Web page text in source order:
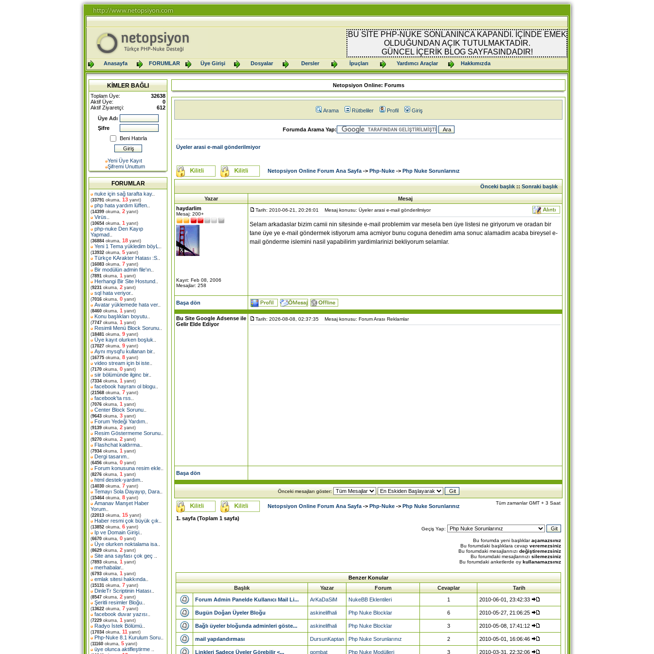
BU SİTE PHP-NUKE SONLANINCA KAPANDI. İÇİNDE EMEK
OLDUĞUNDAN AÇIK TUTULMAKTADIR.
GÜNCEL İÇERİK BLOG SAYFASINDADIR!
Anasayfa FORUMLAR Üye Girişi Dosyalar Dersler İpuçları Yardımcı Araçlar Hakkımızda
KİMLER BAĞLI
Toplam Üye:
32638
Aktif Üye:
0
Aktif Ziyaretçi:
612
Üye Adı
Şifre
Beni Hatırla
Yeni Üye Kayıt
Şifremi Unuttum
FORUMLAR
nuke için sağ tarafta kay..
(33791 okuma, 13 yanıt)
php hata yardım lüffen
(14399 okuma, 2 yanıt)
Virüs
(10654 okuma, 1 yanıt)
php-nuke Den Kayıp
Yapmad
(36884 okuma, 18 yanıt)
Yeni 1 Tema yükledim böyL
(13932 okuma, 5 yanıt)
Türkçe KArakter Hatası :S
(16083 okuma, 7 yanıt)
Bir modülün admin file'ın
(7891 okuma, 1 yanıt)
Herhangi Bir Site Hostund
(9231 okuma, 2 yanıt)
sql hata veriyor..
(7016 okuma, 0 yanıt)
Avatar yüklemede hata ver..
(8460 okuma, 1 yanıt)
Konu başlıkları boyutu
(7747 okuma, 1 yanıt)
Resimli Menü Block Sorunu
(18481 okuma, 9 yanıt)
Üye kayıt olurken boşluk
(17027 okuma, 9 yanıt)
Aynı mysql'u kullanan bir..
(16775 okuma, 8 yanıt)
video stream için bi iste
(7170 okuma, 0 yanıt)
siir bölümünde ilginc bir..
(7334 okuma, 1 yanıt)
facebook hayranı ol blogu
(21568 okuma, 7 yanıt)
facebook'ta rss
(7076 okuma, 1 yanıt)
Center Block Sorunu
(9643 okuma, 3 yanıt)
Forum Yedeği Yardım
(9139 okuma, 2 yanıt)
Resim Göstermeme Sorunu
(9270 okuma, 2 yanıt)
Flashchat kaldırma
(7934 okuma, 1 yanıt)
Dergi tasarım
(6456 okuma, 0 yanıt)
Forum konusuna resim ekle
(8276 okuma, 1 yanıt)
html destek-yardım
(14030 okuma, 7 yanıt)
Temayı Sola Dayayıp, Dara
(15464 okuma, 8 yanıt)
Amanav Manşet Haber
Yorum
(22013 okuma, 15 yanıt)
Haber resmi çok büyük çık
(13852 okuma, 6 yanıt)
Ip ve Domain Girişi
(6670 okuma, 0 yanıt)
Üye olurken noktalama isa
(8629 okuma, 2 yanıt)
Site ana sayfası çok geç
(7893 okuma, 1 yanıt)
merhabalar..
(6793 okuma, 1 yanıt)
emlak sitesi hakkında
(15131 okuma, 7 yanıt)
DinleTr Scriptinin Hatası
(8547 okuma, 2 yanıt)
Şeritli resimler Bloğu
(13622 okuma, 7 yanıt)
facebook duvar yazısı
(7229 okuma, 1 yanıt)
Radyo İstek Bölümü
(17034 okuma, 11 yanıt)
Php-Nuke 8.1 Kurulum Soru
(11160 okuma, 5 yanıt)
üye olunca aktifleştirme
Netopsiyon Online: Forums
Arama Rütbeliler Profil Giriş
Forumda Arama Yap:
Üyeler arasi e-mail gönderilmiyor
Netopsiyon Online Forum Ana Sayfa -> Php-Nuke -> Php Nuke Sorunlarınız
Önceki başlık::Sonraki başlık
Yazar
Mesaj
haydarlim
Mesaj: 200+
Kayıt: Feb 08, 2006
Mesajlar: 258
Tarih: 2010-06-21, 20:26:01 Mesaj konusu: Üyeler arasi e-mail gönderilmiyor
Selam arkadaslar bizim camii nin sitesinde e-mail problemim var mesela ben üye listesi ne giriyorum ve oradan bir
tane üye ye e-mail göndermek istiyorum ama acmiyor bunu coguna denedim ama sonuc alamadim acaba bireysel e-
mail gönderme islemini nasil yapabilirim yardimlarinizi bekliyorum selamlar.
Başa dön
Bu Site Google Adsense ile
Gelir Elde Ediyor
Tarih: 2026-08-08, 02:37:35 Mesaj konusu: Forum Arası Reklamlar
Başa dön
Önceki mesajları göster:
Netopsiyon Online Forum Ana Sayfa -> Php-Nuke -> Php Nuke Sorunlarınız
Tüm zamanlar GMT + 3 Saat
1. sayfa (Toplam 1 sayfa)
Geçiş Yap:
Bu forumda yeni başlıklaraçamazsınız
Bu forumdaki başlıklara cevap veremezsiniz
Bu forumdaki mesajlarınızı değiştiremezsiniz
Bu forumdaki mesajlarınızı silemezsiniz
Bu forumdaki anketlerde oy kullanamazsınız
Benzer Konular
Başlık
Yazar Forum Cevaplar
Tarih
Forum Admin Panelde Kullanıcı Mail Li...
ArKaDaSiM NukeBB Eklentileri 1 2010-06-01, 23:42:33
Bugün Doğan Üyeler Bloğu askinelifhali Php Nuke Blocklar 6 2010-05-27, 21:06:25
Bağlı üyeler bloğunda adminleri göste... askinelifhali Php Nuke Blocklar 3 2010-05-08, 17:41:12
mail yapılandırması DursunKaptan Php Nuke Sorunlarınız 2 2010-05-01, 16:06:46
Linkleri Sadece Üyeler Görebilir <... qombat Php Nuke Modülleri 3 2010-03-31, 22:32:06